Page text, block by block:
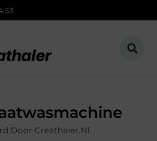
Door Creathaler.nl